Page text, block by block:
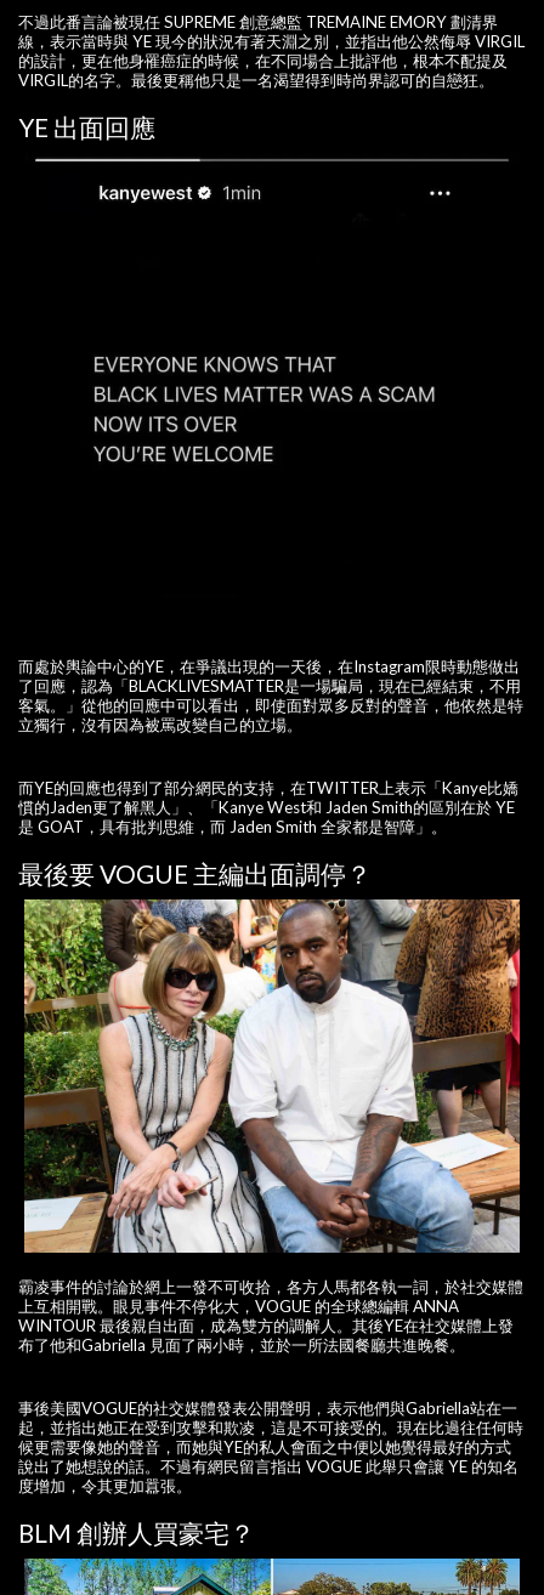
不過此番言論被現任 SUPREME 創意總監 TREMAINE EMORY 劃清界
線，表示當時與 YE 現今的狀況有著天淵之別，並指出他公然侮辱 VIRGIL
的設計，更在他身罹癌症的時候，在不同場合上批評他，根本不配提及
VIRGIL的名字。最後更稱他只是一名渴望得到時尚界認可的自戀狂。
YE 出面回應
而處於輿論中心的YE，在爭議出現的一天後，在Instagram限時動態做出
了回應，認為「BLACKLIVESMATTER是一場騙局，現在已經結束，不用
客氣。」從他的回應中可以看出，即使面對眾多反對的聲音，他依然是特
立獨行，沒有因為被罵改變自己的立場。
而YE的回應也得到了部分網民的支持，在TWITTER上表示「Kanye比嬌
慣的Jaden更了解黑人」、「Kanye West和 Jaden Smith的區別在於 YE
是 GOAT，具有批判思維，而 Jaden Smith 全家都是智障」。
最後要 VOGUE 主編出面調停？
霸凌事件的討論於網上一發不可收拾，各方人馬都各執一詞，於社交媒體
上互相開戰。眼見事件不停化大，VOGUE 的全球總編輯 ANNA
WINTOUR 最後親自出面，成為雙方的調解人。其後YE在社交媒體上發
布了他和Gabriella 見面了兩小時，並於一所法國餐廳共進晚餐。
事後美國VOGUE的社交媒體發表公開聲明，表示他們與Gabriella站在一
起，並指出她正在受到攻擊和欺凌，這是不可接受的。現在比過往任何時
候更需要像她的聲音，而她與YE的私人會面之中便以她覺得最好的方式
說出了她想說的話。不過有網民留言指出 VOGUE 此舉只會讓 YE 的知名
度增加，令其更加囂張。
BLM 創辦人買豪宅？